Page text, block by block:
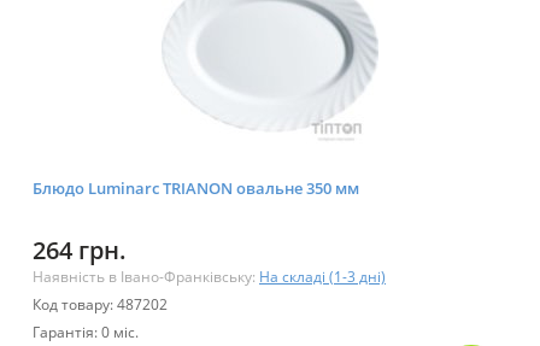
Блюдо Luminarc TRIANON овальне 350 мм
264 грн.
Наявність в Івано-Франківську: На складі (1-3 дні)
Код товару: 487202
Гарантія: 0 міс.